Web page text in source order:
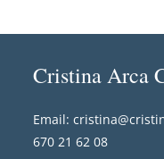
Cristina Arca
Email:
670 21 62 08